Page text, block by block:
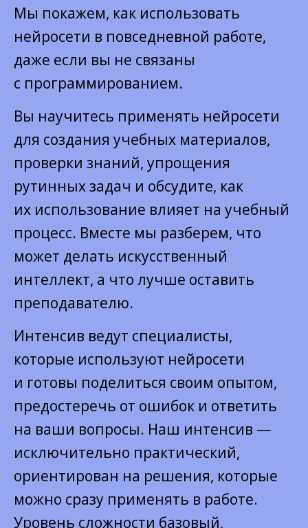
Мы покажем, как использовать
нейросети в повседневной работе,
даже если вы не связаны
с программированием.
Вы научитесь применять нейросети
для создания учебных материалов,
проверки знаний, упрощения
рутинных задач и обсудите, как
их использование влияет на учебный
процесс. Вместе мы разберем, что
может делать искусственный
интеллект, а что лучше оставить
преподавателю.
Интенсив ведут специалисты,
которые используют нейросети
и готовы поделиться своим опытом,
предостеречь от ошибок и ответить
на ваши вопросы. Наш интенсив —
исключительно практический,
ориентирован на решения, которые
можно сразу применять в работе.
Уровень сложности базовый,